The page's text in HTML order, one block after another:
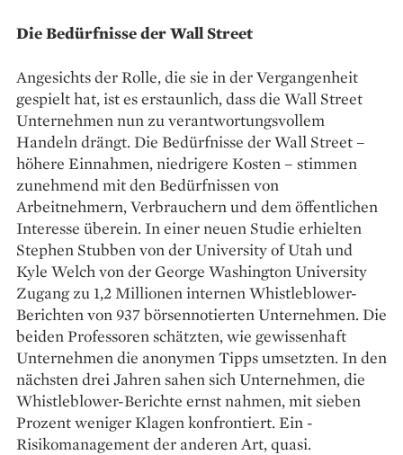
Die Bedürfnisse der Wall Street
Angesichts der Rolle, die sie in der Vergangenheit
gespielt hat, ist es erstaunlich, dass die Wall Street
Unternehmen nun zu verantwortungsvollem
Handeln drängt. Die Bedürfnisse der Wall Street –
höhere Einnahmen, niedrigere Kosten – stimmen
zunehmend mit den ­Bedürfnissen von
Arbeitnehmern, Verbrauchern und dem ­öffentlichen
Interesse überein. In einer neuen Studie erhielten
Stephen Stubben von der University of Utah und
Kyle Welch von der George Washington University
Zugang zu 1,2 ­Millionen internen Whistleblower-
Berichten von 937 börsennotierten Unternehmen. Die
beiden Professoren schätzten, wie gewissenhaft
Unternehmen die anonymen Tipps umsetzten. In den
­nächsten drei Jahren sahen sich ­Unternehmen, die
Whistleblower-Berichte ernst nahmen, mit ­sieben
Prozent weniger Klagen konfrontiert. Ein ­
Risikomanagement der anderen Art, quasi.